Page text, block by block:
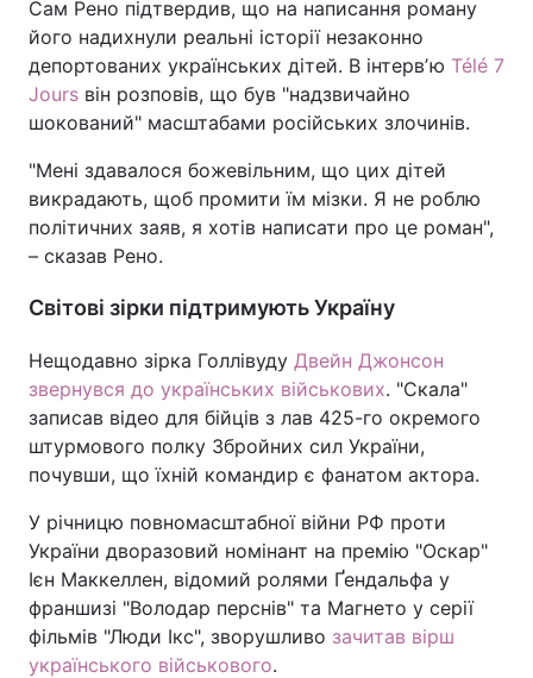
Сам Рено підтвердив, що на написання роману
його надихнули реальні історії незаконно
депортованих українських дітей. В інтервʼю Télé 7
Jours він розповів, що був "надзвичайно
шокований" масштабами російських злочинів.
"Мені здавалося божевільним, що цих дітей
викрадають, щоб промити їм мізки. Я не роблю
політичних заяв, я хотів написати про це роман",
– сказав Рено.
Світові зірки підтримують Україну
Нещодавно зірка Голлівуду Двейн Джонсон
звернувся до українських військових. "Скала"
записав відео для бійців з лав 425-го окремого
штурмового полку Збройних сил України,
почувши, що їхній командир є фанатом актора.
У річницю повномасштабної війни РФ проти
України дворазовий номінант на премію "Оскар"
Ієн Маккеллен, відомий ролями Ґендальфа у
франшизі "Володар перснів" та Магнето у серії
фільмів "Люди Ікс", зворушливо зачитав вірш
українського військового.